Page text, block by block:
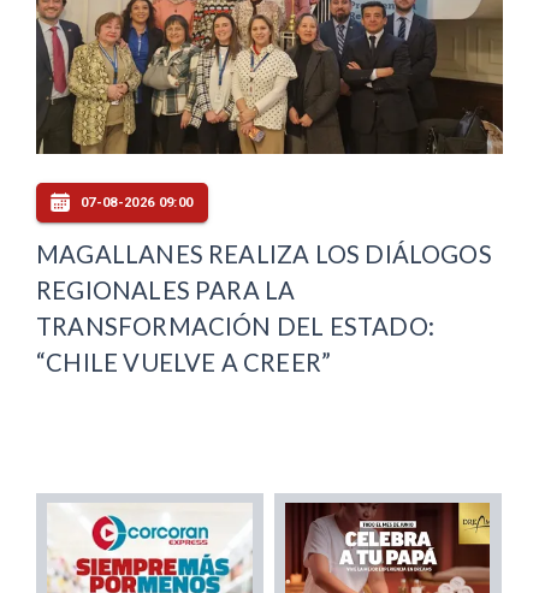
07-08-2026 09:00
MAGALLANES REALIZA LOS DIÁLOGOS
REGIONALES PARA LA
TRANSFORMACIÓN DEL ESTADO:
“CHILE VUELVE A CREER”